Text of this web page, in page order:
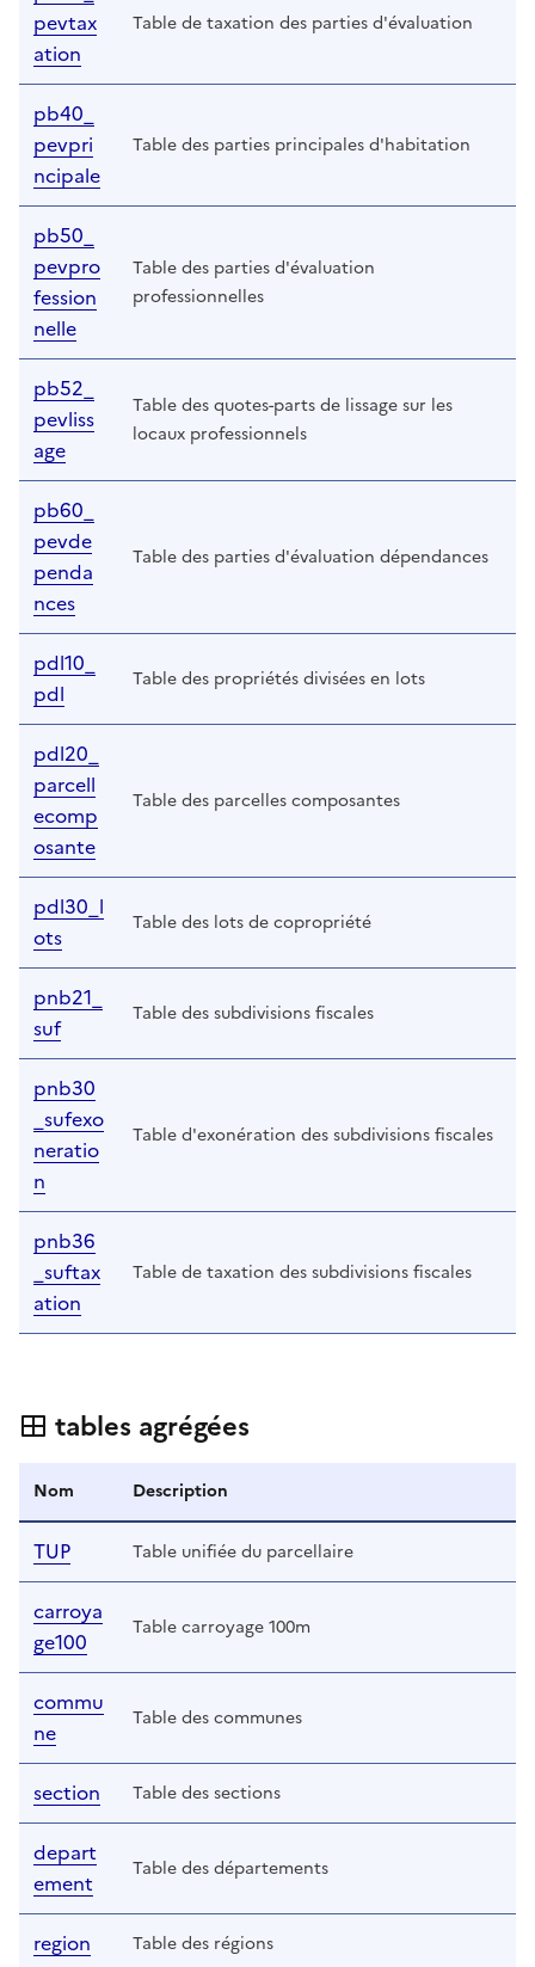
pevtax
ation
Table de taxation des parties d'évaluation
pb40_
pevpri
ncipale
Table des parties principales d'habitation
pb50_
pevpro
fession
nelle
Table des parties d'évaluation
professionnelles
pb52_
pevliss
age
Table des quotes-parts de lissage sur les
locaux professionnels
pb60_
pevde
penda
nces
Table des parties d'évaluation dépendances
pdl10_
pdl
Table des propriétés divisées en lots
pdl20_
parcell
ecomp
osante
Table des parcelles composantes
pdl30_l
ots
Table des lots de copropriété
pnb21_
suf
Table des subdivisions fiscales
pnb30
_sufexo
neratio
n
Table d'exonération des subdivisions fiscales
pnb36
_suftax
ation
Table de taxation des subdivisions fiscales
tables agrégées
Nom Description
TUP Table unifiée du parcellaire
carroya
ge100
Table carroyage 100m
commu
ne
Table des communes
section Table des sections
depart
ement
Table des départements
region Table des régions